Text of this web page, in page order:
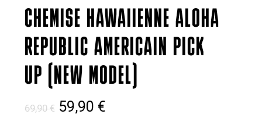
CHEMISE HAWAIIENNE ALOHA
REPUBLIC AMERICAIN PICK
UP (NEW MODEL)
69,90€ Le
59,90 €Le